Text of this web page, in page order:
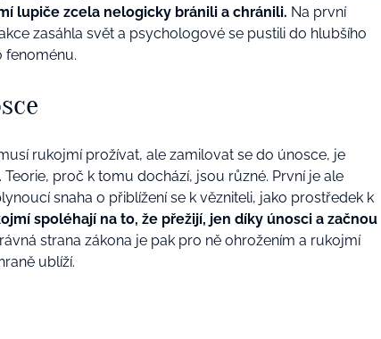
lupiče zcela nelogicky bránili a chránili. Na první
zasáhla svět a psychologové se pustili do hlubšího
fenoménu.
rukojmí prožívat, ale zamilovat se do únosce, je
proč k tomu dochází, jsou různé. První je ale
snaha o přiblížení se k vězniteli, jako prostředek k
spoléhají na to, že přežijí, jen díky únosci a začnou
strana zákona je pak pro ně ohrožením a rukojmí
ublíží.